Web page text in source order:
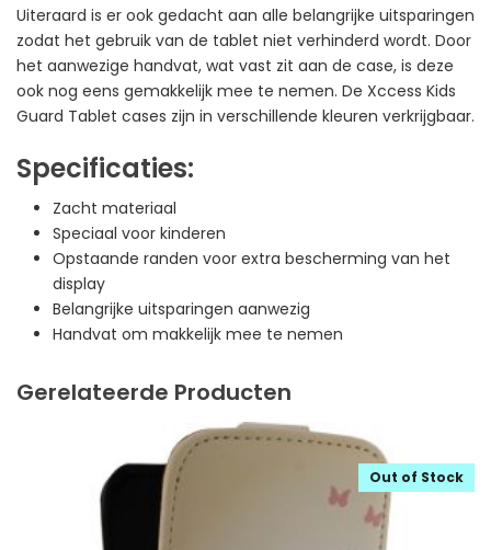
Uiteraard is er ook gedacht aan alle belangrijke uitsparingen
zodat het gebruik van de tablet niet verhinderd wordt. Door
het aanwezige handvat, wat vast zit aan de case, is deze
ook nog eens gemakkelijk mee te nemen. De Xccess Kids
Guard Tablet cases zijn in verschillende kleuren verkrijgbaar.
Specificaties:
Zacht materiaal
Speciaal voor kinderen
Opstaande randen voor extra bescherming van het
display
Belangrijke uitsparingen aanwezig
Handvat om makkelijk mee te nemen
Gerelateerde Producten
Out of Stock